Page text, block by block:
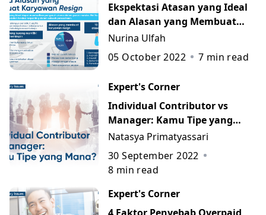
Ekspektasi Atasan yang Ideal
dan Alasan yang Membuat
Karyawan Resign
Nurina Ulfah
05 October 2022
7 min read
Expert's Corner
Individual Contributor vs
Manager: Kamu Tipe yang
Mana?
Natasya Primatyassari
30 September 2022
8 min read
Expert's Corner